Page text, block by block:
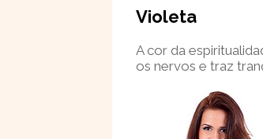
Violeta
A cor da
os nervos e traz